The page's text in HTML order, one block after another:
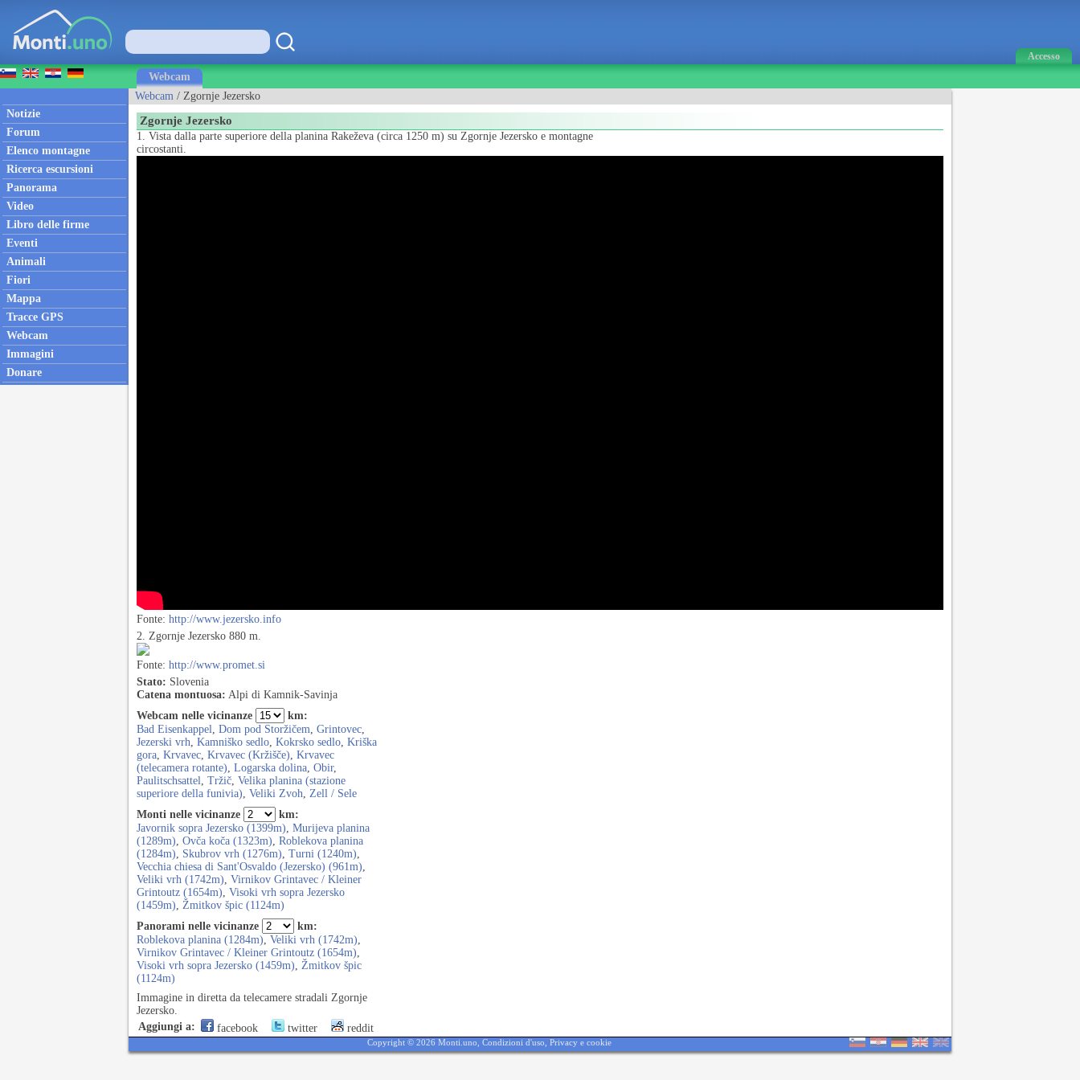
Accesso
Webcam
Notizie
Forum
Elenco montagne
Ricerca escursioni
Panorama
Video
Libro delle firme
Eventi
Animali
Fiori
Mappa
Tracce GPS
Webcam
Immagini
Donare
Webcam / Zgornje Jezersko
Zgornje Jezersko
1. Vista dalla parte superiore della planina Rakeževa (circa 1250 m) su Zgornje Jezersko e montagne
circostanti.
Fonte: http://www.jezersko.info
2. Zgornje Jezersko 880 m.
Fonte: http://www.promet.si
Stato: Slovenia
Catena montuosa: Alpi di Kamnik-Savinja
Webcam nelle vicinanze
km:
Bad Eisenkappel, Dom pod Storžičem, Grintovec,
Jezerski vrh, Kamniško sedlo, Kokrsko sedlo, Kriška
gora, Krvavec, Krvavec (Kržišče), Krvavec
(telecamera rotante), Logarska dolina, Obir,
Paulitschsattel, Tržič, Velika planina (stazione
superiore della funivia), Veliki Zvoh, Zell / Sele
Monti nelle vicinanze
km:
Javornik sopra Jezersko (1399m), Murijeva planina
(1289m), Ovča koča (1323m), Roblekova planina
(1284m), Skubrov vrh (1276m), Turni (1240m),
Vecchia chiesa di Sant'Osvaldo (Jezersko) (961m),
Veliki vrh (1742m), Virnikov Grintavec / Kleiner
Grintoutz (1654m), Visoki vrh sopra Jezersko
(1459m), Žmitkov špic (1124m)
Panorami nelle vicinanze
km:
Roblekova planina (1284m), Veliki vrh (1742m),
Virnikov Grintavec / Kleiner Grintoutz (1654m),
Visoki vrh sopra Jezersko (1459m), Žmitkov špic
(1124m)
Immagine in diretta da telecamere stradali Zgornje
Jezersko.
Aggiungi a:
facebook twitter reddit
Copyright © 2026 Monti.uno, Condizioni d'uso Privacy e cookie